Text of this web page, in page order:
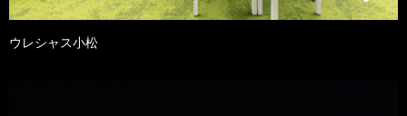
ウレシャス小松